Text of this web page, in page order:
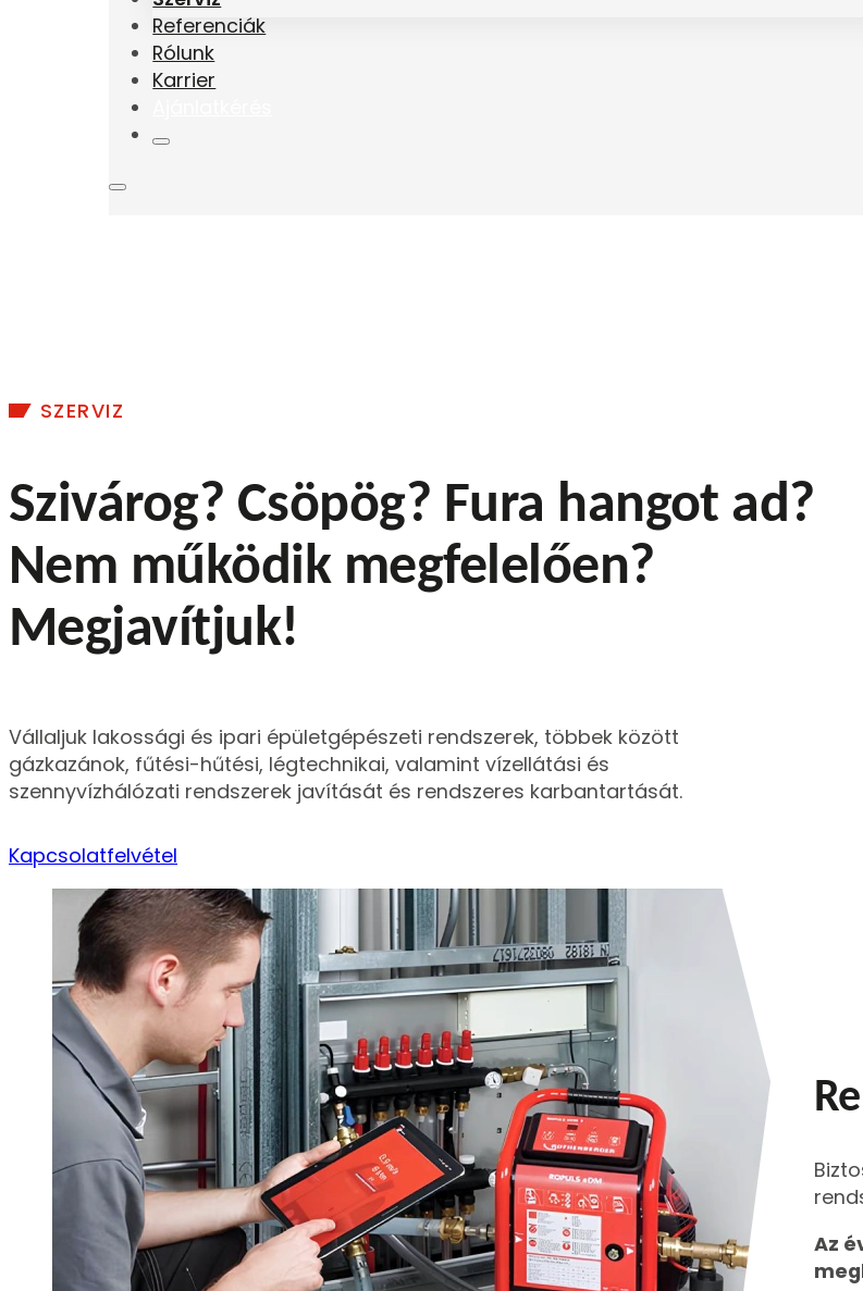
Referenciák
Rólunk
Karrier
Szivárog? Csöpög? Fura hangot ad?
Nem működik megfelelően?
Megjavítjuk!
SZERVIZ
Vállaljuk lakossági és ipari épületgépészeti rendszerek, többek között
gázkazánok, fűtési-hűtési, légtechnikai, valamint vízellátási és
szennyvízhálózati rendszerek javítását és rendszeres karbantartását.
Kapcsolatfelvétel
Az